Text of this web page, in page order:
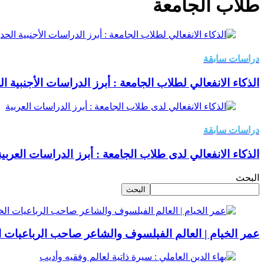
طلاب الجامعة
دراسات سابقة
الذكاء الانفعالي لطلاب الجامعة : أبرز الدراسات الأجنبية
دراسات سابقة
الذكاء الانفعالي لدى طلاب الجامعة : أبرز الدراسات
البحث
البحث
عمر الخيام | العالم الفيلسوف والشاعر صاحب الرباعيات